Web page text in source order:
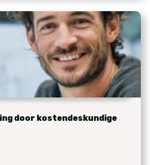
door kostendeskundige